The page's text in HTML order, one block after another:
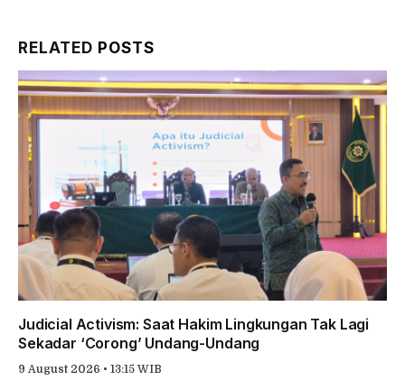
RELATED POSTS
Judicial Activism: Saat Hakim Lingkungan Tak Lagi
Sekadar ‘Corong’ Undang-Undang
9 August 2026 • 13:15 WIB